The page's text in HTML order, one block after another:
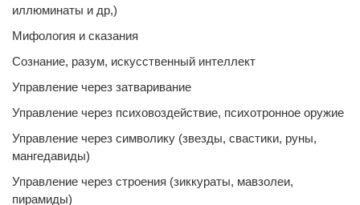
иллюминаты и др,)
Мифология и сказания
Сознание, разум, искусственный интеллект
Управление через затваривание
Управление через психовоздействие, психотронное оружие
Управление через символику (звезды, свастики, руны,
мангедавиды)
Управление через строения (зиккураты, мавзолеи,
пирамиды)